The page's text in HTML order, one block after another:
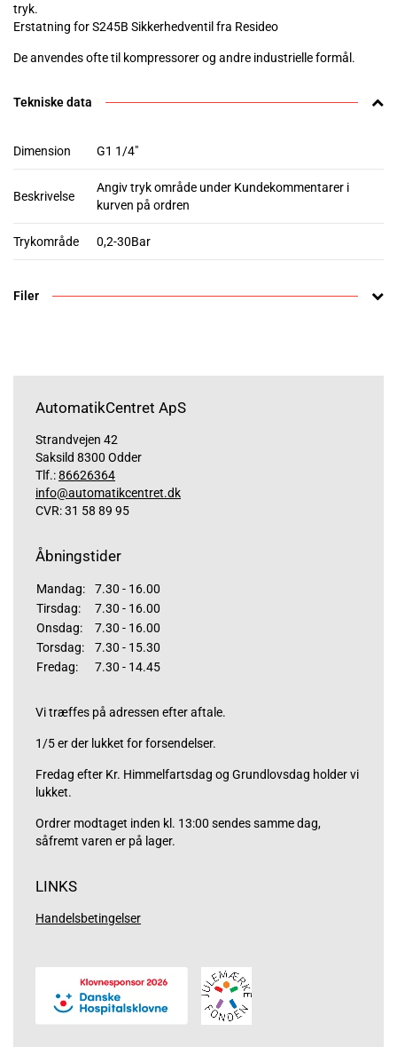
tryk.
Erstatning for S245B Sikkerhedventil fra Resideo
De anvendes ofte til kompressorer og andre industrielle formål.
Tekniske data
Dimension G1 1/4"
Beskrivelse
Angiv tryk område under Kundekommentarer i
kurven på ordren
Trykområde 0,2-30Bar
Filer
AutomatikCentret ApS
Strandvejen 42
Saksild 8300 Odder
Tlf.:86626364
info@automatikcentret.dk
CVR: 31 58 89 95
Åbningstider
Mandag:
7.30 - 16.00
Tirsdag:
7.30 - 16.00
Onsdag:
7.30 - 16.00
Torsdag:
7.30 - 15.30
Fredag:
7.30 - 14.45
Vi træffes på adressen efter aftale.
1/5 er der lukket for forsendelser.
Fredag efter Kr. Himmelfartsdag og Grundlovsdag holder vi
lukket.
Ordrer modtaget inden kl. 13:00 sendes samme dag,
såfremt varen er på lager.
LINKS
Handelsbetingelser